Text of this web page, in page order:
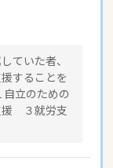
ていた者、
することを
立のための
援 ３就労支